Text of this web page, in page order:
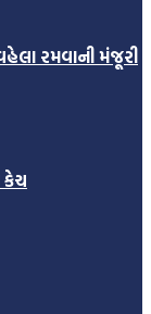
રમવાની મંજૂરી
કેચ